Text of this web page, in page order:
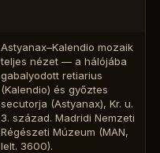
Astyanax–Kalendio mozaik
teljes nézet — a hálójába
gabalyodott retiarius
(Kalendio) és győztes
secutorja (Astyanax), Kr. u.
3. század. Madridi Nemzeti
Régészeti Múzeum (MAN,
lelt. 3600).